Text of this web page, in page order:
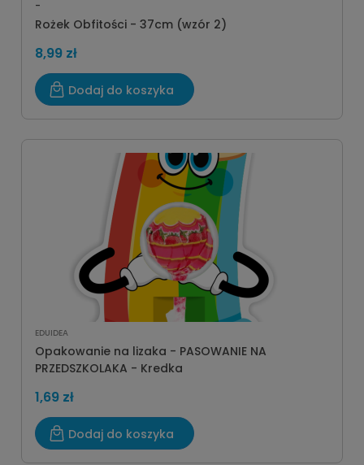
-
Rożek Obfitości - 37cm (wzór 2)
8,99 zł
Dodaj do koszyka
EDUIDEA
Opakowanie na lizaka - PASOWANIE NA
PRZEDSZKOLAKA - Kredka
1,69 zł
Dodaj do koszyka